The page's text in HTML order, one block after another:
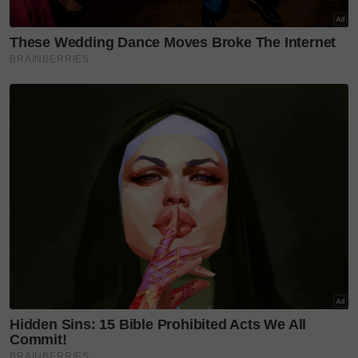
Suud, cara dan polisi kerja untuk naskhah kali ini
memang diakui agak ketat.
Jelas beliau, hal ini didorong oleh faktor
kemasyhuran aktor otaiseperti Karim Abdel Aziz
yang dianggap sebagai bintang nombor satu di sana
dan sangat berpengaruh.